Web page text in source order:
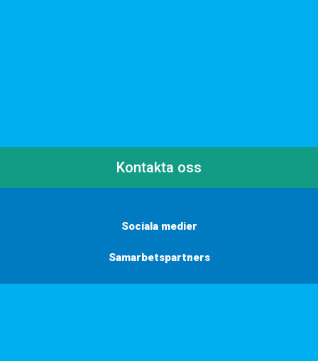
Kontakta oss
Sociala medier
Samarbetspartners